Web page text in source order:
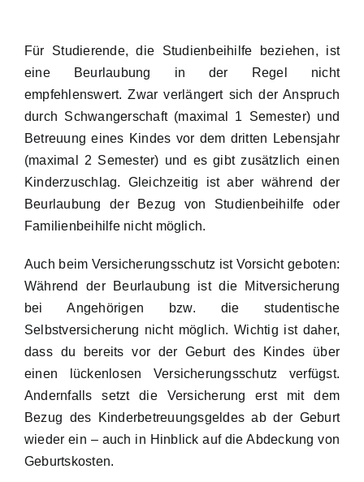
Für Studierende, die Studienbeihilfe beziehen, ist
eine Beurlaubung in der Regel nicht
empfehlenswert. Zwar verlängert sich der Anspruch
durch Schwangerschaft (maximal 1 Semester) und
Betreuung eines Kindes vor dem dritten Lebensjahr
(maximal 2 Semester) und es gibt zusätzlich einen
Kinderzuschlag. Gleichzeitig ist aber während der
Beurlaubung der Bezug von Studienbeihilfe oder
Familienbeihilfe nicht möglich.
Auch beim Versicherungsschutz ist Vorsicht geboten:
Während der Beurlaubung ist die Mitversicherung
bei Angehörigen bzw. die studentische
Selbstversicherung nicht möglich. Wichtig ist daher,
dass du bereits vor der Geburt des Kindes über
einen lückenlosen Versicherungsschutz verfügst.
Andernfalls setzt die Versicherung erst mit dem
Bezug des Kinderbetreuungsgeldes ab der Geburt
wieder ein – auch in Hinblick auf die Abdeckung von
Geburtskosten.